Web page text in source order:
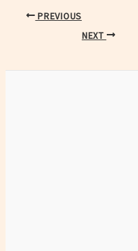
PostPREVIOUS
NEXT